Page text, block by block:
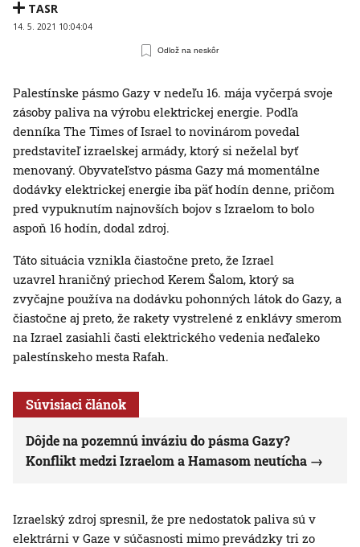
TASR
14. 5. 2021 10:04:04
Odlož na neskôr
Palestínske pásmo Gazy v nedeľu 16. mája vyčerpá svoje
zásoby paliva na výrobu elektrickej energie. Podľa
denníka The Times of Israel to novinárom povedal
predstaviteľ izraelskej armády, ktorý si neželal byť
menovaný. Obyvateľstvo pásma Gazy má momentálne
dodávky elektrickej energie iba päť hodín denne, pričom
pred vypuknutím najnovších bojov s Izraelom to bolo
aspoň 16 hodín, dodal zdroj.
Táto situácia vznikla čiastočne preto, že Izrael
uzavrel hraničný priechod Kerem Šalom, ktorý sa
zvyčajne používa na dodávku pohonných látok do Gazy, a
čiastočne aj preto, že rakety vystrelené z enklávy smerom
na Izrael zasiahli časti elektrického vedenia neďaleko
palestínskeho mesta Rafah.
Súvisiaci článok
Dôjde na pozemnú inváziu do pásma Gazy?
Konflikt medzi Izraelom a Hamasom neutícha
Izraelský zdroj spresnil, že pre nedostatok paliva sú v
elektrárni v Gaze v súčasnosti mimo prevádzky tri zo